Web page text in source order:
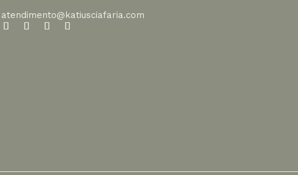
atendimento@katiusciafaria.com